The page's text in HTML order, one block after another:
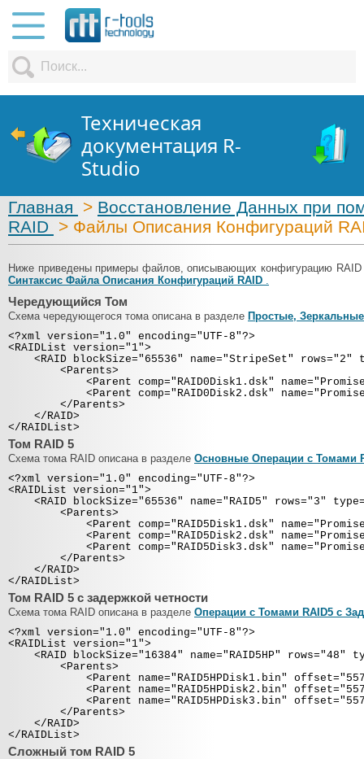
Техническая
документация R-
Studio
Главная > Восстановление Данных при
RAID > Файлы Описания Конфигураций
Ниже приведены примеры файлов, описывающих конфигурацию
Синтаксис Файла Описания Конфигураций RAID .
Чередующийся Том
Схема чередующегося тома описана в разделе Простые,
<?xml version="1.0" encoding="UTF-8"?>
<RAIDList version="1">
<RAID blockSize="65536" name="StripeSet" rows="2"
<Parents>
<Parent comp="RAID0Disk1.dsk"
<Parent comp="RAID0Disk2.dsk"
</Parents>
</RAID>
</RAIDList>
Том RAID 5
Схема тома RAID описана в разделе Основные Операции с Томами
<?xml version="1.0" encoding="UTF-8"?>
<RAIDList version="1">
<RAID blockSize="65536" name="RAID5" rows="3"
<Parents>
<Parent comp="RAID5Disk1.dsk"
<Parent comp="RAID5Disk2.dsk"
<Parent comp="RAID5Disk3.dsk"
</Parents>
</RAID>
</RAIDList>
Том RAID 5 с задержкой четности
Схема тома RAID описана в разделе Операции с Томами RAID5 с
<?xml version="1.0" encoding="UTF-8"?>
<RAIDList version="1">
<RAID blockSize="16384" name="RAID5HP"
<Parents>
<Parent name="RAID5HPDisk1.bin"
<Parent name="RAID5HPDisk2.bin"
<Parent name="RAID5HPDisk3.bin"
</Parents>
</RAID>
</RAIDList>
Сложный том RAID 5